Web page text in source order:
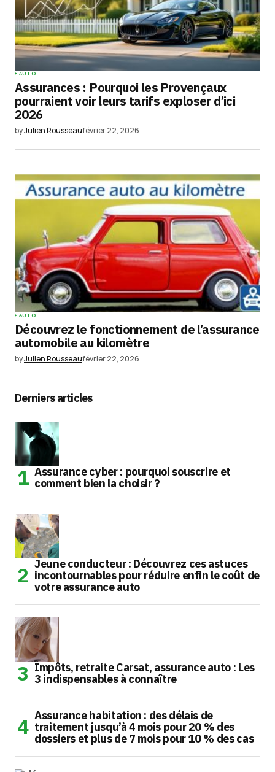
AUTO
Assurances : Pourquoi les Provençaux
pourraient voir leurs tarifs exploser d’ici
2026
byJulien Rousseaufévrier 22, 2026
AUTO
Découvrez le fonctionnement de l’assurance
automobile au kilomètre
byJulien Rousseaufévrier 22, 2026
Derniers articles
Assurance cyber : pourquoi souscrire et
comment bien la choisir ?
Jeune conducteur : Découvrez ces astuces
incontournables pour réduire enfin le coût de
votre assurance auto
Impôts, retraite Carsat, assurance auto : Les
3 indispensables à connaître
Assurance habitation : des délais de
traitement jusqu’à 4 mois pour 20 % des
dossiers et plus de 7 mois pour 10 % des cas